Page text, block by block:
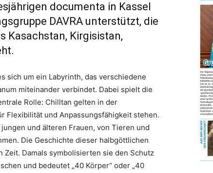
documenta in Kassel
DAVRA unterstützt, die
Kasachstan, Kirgisistan,
sich um ein Labyrinth, das verschiedene
miteinander verbindet. Dabei spielt die
Rolle: Chilltan gelten in der
Flexibilität und Anpassungsfähigkeit stehen.
und älteren Frauen, von Tieren und
Die Geschichte dieser halbgöttlichen
Zeit. Damals symbolisierten sie den Schutz
und bedeutet „40 Körper“ oder „40